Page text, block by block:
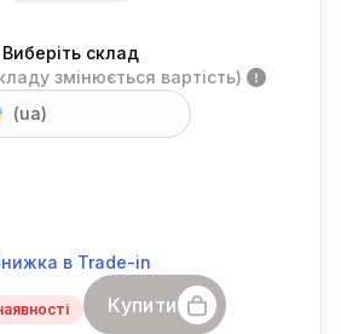
Виберіть склад
змінюється вартість)
(ua)
в Trade-in
Купити